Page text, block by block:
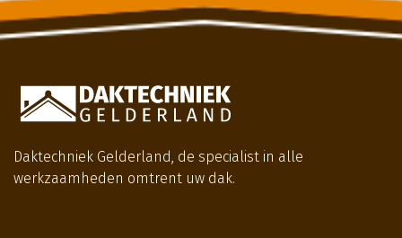
Daktechniek Gelderland, de specialist in alle
werkzaamheden omtrent uw dak.